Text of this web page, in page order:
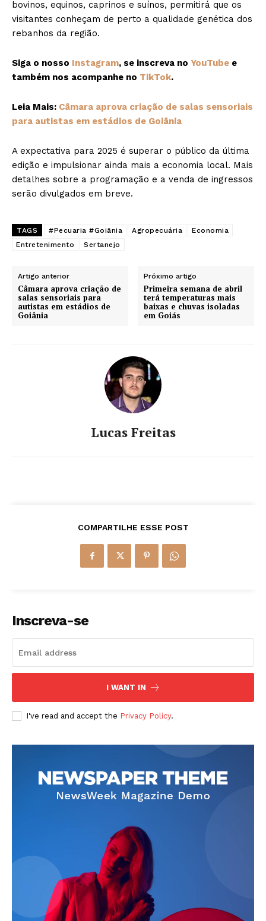
bovinos, equinos, caprinos e suínos, permitirá que os
visitantes conheçam de perto a qualidade genética dos
rebanhos da região.
Siga o nosso Instagram, se inscreva no YouTube e
também nos acompanhe no TikTok.
Leia Mais: Câmara aprova criação de salas sensoriais
para autistas em estádios de Goiânia
A expectativa para 2025 é superar o público da última
edição e impulsionar ainda mais a economia local. Mais
detalhes sobre a programação e a venda de ingressos
serão divulgados em breve.
TAGS #Pecuaria #Goiânia Agropecuária
Economia
Entretenimento
Sertanejo
Artigo anterior
Câmara aprova criação de
salas sensoriais para
autistas em estádios de
Goiânia
Próximo artigo
Primeira semana de abril
terá temperaturas mais
baixas e chuvas isoladas
em Goiás
Lucas Freitas
COMPARTILHE ESSE POST
Inscreva-se
I WANT IN
I've read and accept the Privacy Policy.